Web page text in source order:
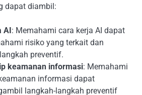
dapat diambil:
AI: Memahami cara kerja AI dapat
risiko yang terkait dan
preventif.
keamanan informasi: Memahami
informasi dapat
langkah-langkah preventif